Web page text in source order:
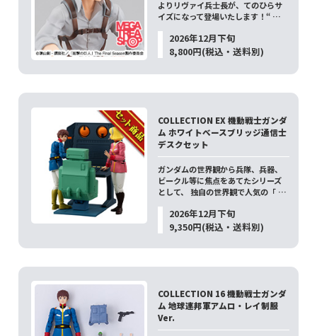
よりリヴァイ兵士長が、てのひらサ
イズになって登場いたします！“ …
2026年12月下旬
8,800円(税込・送料別)
COLLECTION EX 機動戦士ガンダ
ム ホワイトべースブリッジ通信士
デスクセット
ガンダムの世界観から兵隊、兵器、
ビークル等に焦点をあてたシリーズ
として、 独自の世界観で人気の「 …
2026年12月下旬
9,350円(税込・送料別)
COLLECTION 16 機動戦士ガンダ
ム 地球連邦軍アムロ・レイ制服
Ver.